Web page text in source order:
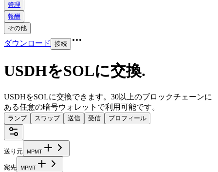
管理
報酬
その他
ダウンロード 接続
USDHをSOLに交換.
USDHをSOLに交換できます。30以上のブロックチェーンに
ある任意の暗号ウォレットで利用可能です。
ランプ スワップ 送信 受信 プロフィール
送り元 MPMT
宛先 MPMT